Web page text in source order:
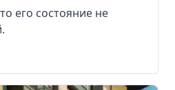
его состояние не